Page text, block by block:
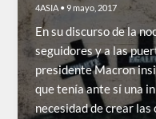
4ASIA • 9 mayo, 2017
En su discurso de la
seguidores y a las
presidente Macron
que tenía ante sí una
necesidad de crear las